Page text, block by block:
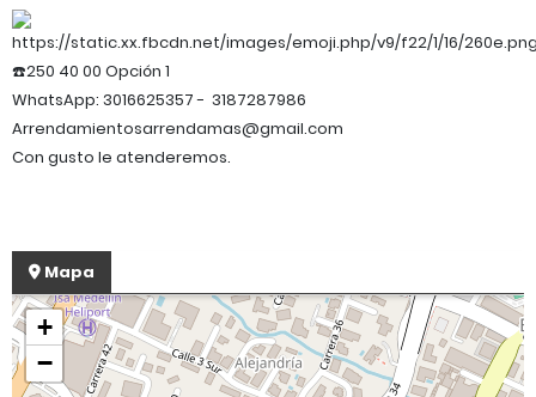
☎️250 40 00 Opción 1
WhatsApp: 3016625357 - 3187287986
Arrendamientosarrendamas@gmail.com
Con gusto le atenderemos.
Mapa
+
−